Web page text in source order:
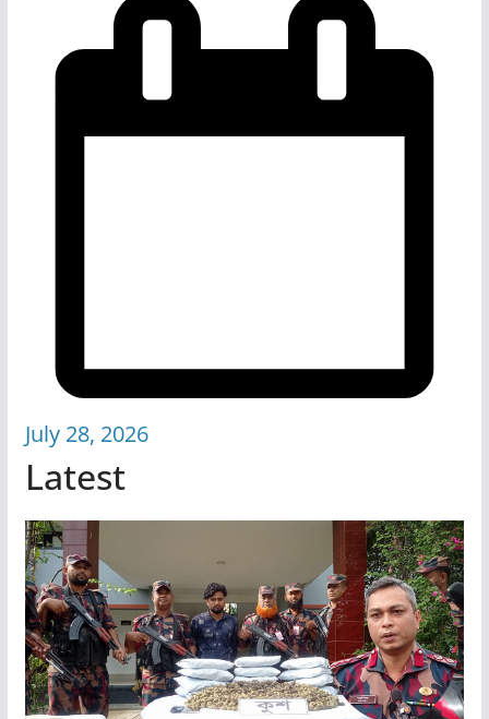
July 28, 2026
Latest